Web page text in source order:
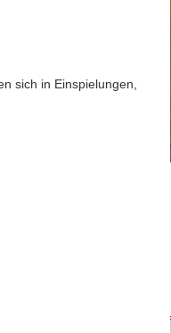
sich in Einspielungen,